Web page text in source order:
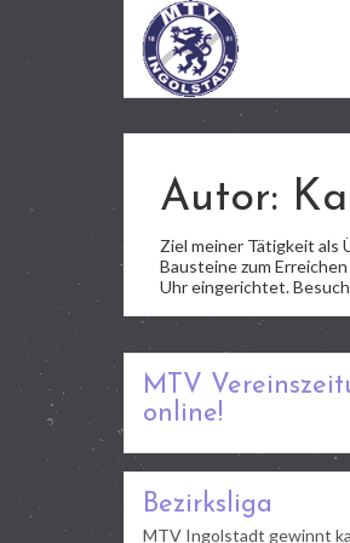
Autor:
Ziel meiner Tätigkeit als
Bausteine zum
Uhr eingerichtet.
MTV
online!
Bezirksliga
MTV Ingolstadt gewinnt